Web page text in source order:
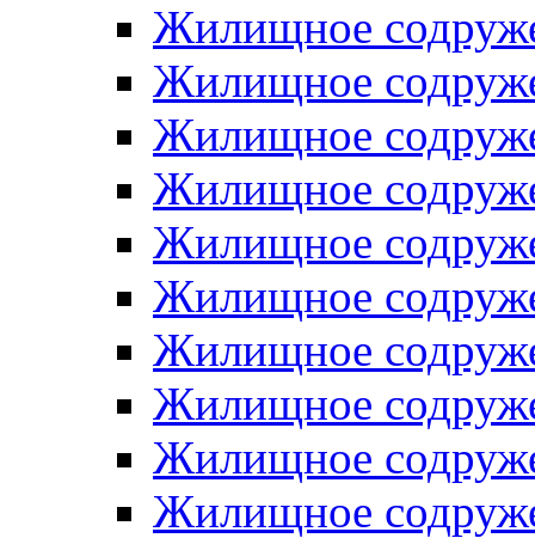
Жилищное
Жилищное
Жилищное
Жилищное
Жилищное
Жилищное
Жилищное
Жилищное
Жилищное
Жилищное